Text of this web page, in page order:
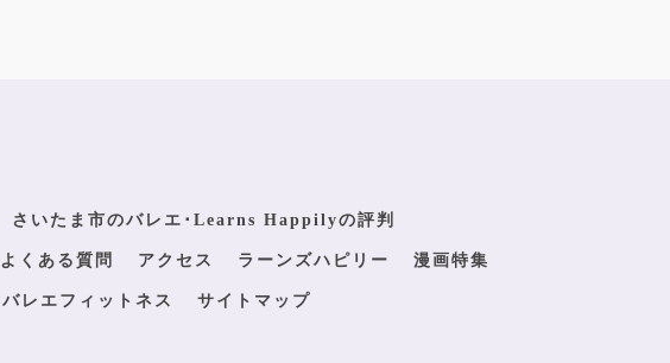
さいたま市のバレエ･Learns Happilyの評判
よくある質問 アクセス ラーンズハピリー 漫画特集
バレエフィットネス サイトマップ